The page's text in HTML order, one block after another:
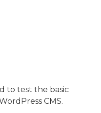
to test the basic
CMS.